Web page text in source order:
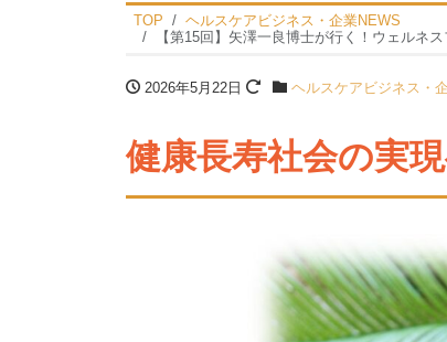
TOP
ヘルスケアビジネス・企業NEWS
【第15回】矢澤一良博士が行く！ウェルネ
2026年5月22日 ヘルスケアビジネス・
健康長寿社会の実